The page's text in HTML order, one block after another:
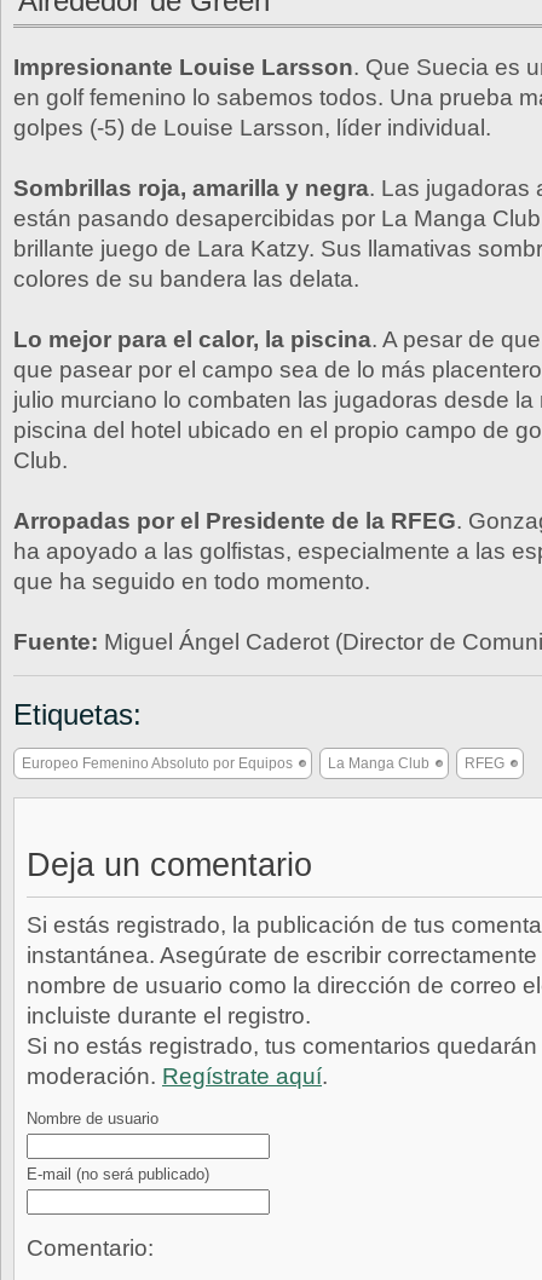
Impresionante Louise Larsson. Que Suecia es
en golf femenino lo sabemos todos. Una prueba
golpes (-5) de Louise Larsson, líder individual.
Sombrillas roja, amarilla y negra. Las jugadoras
están pasando desapercibidas por La Manga
brillante juego de Lara Katzy. Sus llamativas
colores de su bandera las delata.
Lo mejor para el calor, la piscina. A pesar de
que pasear por el campo sea de lo más
julio murciano lo combaten las jugadoras desde la
piscina del hotel ubicado en el propio campo de
Club.
Arropadas por el Presidente de la RFEG.
ha apoyado a las golfistas, especialmente a las
que ha seguido en todo momento.
Fuente: Miguel Ángel Caderot (Director de
Etiquetas:
Europeo Femenino Absoluto por Equipos La Manga Club RFEG
Deja un comentario
Si estás registrado, la publicación de tus
instantánea. Asegúrate de escribir
nombre de usuario como la dirección de correo
incluiste durante el registro.
Si no estás registrado, tus comentarios
moderación. Regístrate aquí.
Nombre de usuario
E-mail (no será publicado)
Comentario: